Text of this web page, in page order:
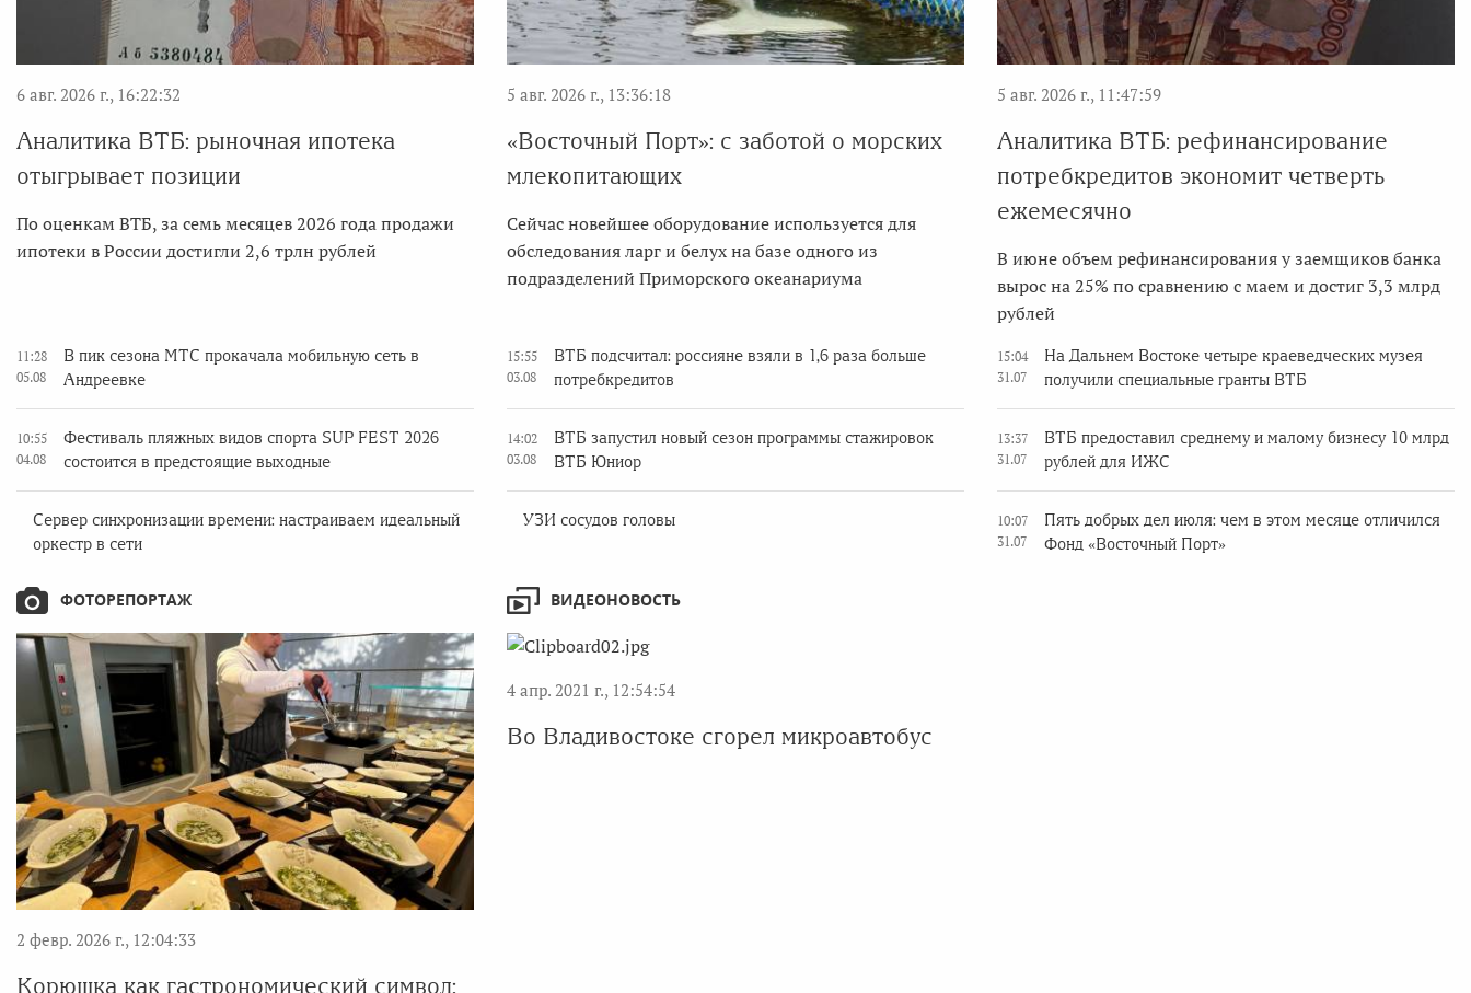
6 авг. 2026 г., 16:22:32
Аналитика ВТБ: рыночная ипотека
отыгрывает позиции
По оценкам ВТБ, за семь месяцев 2026 года продажи
ипотеки в России достигли 2,6 трлн рублей
5 авг. 2026 г., 13:36:18
«Восточный Порт»: с заботой о морских
млекопитающих
Сейчас новейшее оборудование используется для
обследования ларг и белух на базе одного из
подразделений Приморского океанариума
5 авг. 2026 г., 11:47:59
Аналитика ВТБ: рефинансирование
потребкредитов экономит четверть
ежемесячно
В июне объем рефинансирования у заемщиков банка
вырос на 25% по сравнению с маем и достиг 3,3 млрд
рублей
11:28
05.08
В пик сезона МТС прокачала мобильную сеть в
Андреевке
10:55
04.08
Фестиваль пляжных видов спорта SUP FEST 2026
состоится в предстоящие выходные
Сервер синхронизации времени: настраиваем идеальный
оркестр в сети
15:55
03.08
ВТБ подсчитал: россияне взяли в 1,6 раза больше
потребкредитов
14:02
03.08
ВТБ запустил новый сезон программы стажировок
ВТБ Юниор
УЗИ сосудов головы
15:04
31.07
На Дальнем Востоке четыре краеведческих музея
получили специальные гранты ВТБ
13:37
31.07
ВТБ предоставил среднему и малому бизнесу 10 млрд
рублей для ИЖС
10:07
31.07
Пять добрых дел июля: чем в этом месяце отличился
Фонд «Восточный Порт»
ФОТОРЕПОРТАЖ
2 февр. 2026 г., 12:04:33
Корюшка как гастрономический символ:
ВИДЕОНОВОСТЬ
4 апр. 2021 г., 12:54:54
Во Владивостоке сгорел микроавтобус